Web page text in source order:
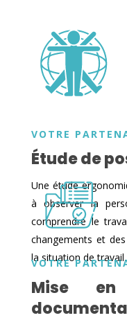
VOTRE
Étude de
Une étude
à observer la
comprendre le
changements et
la situation de travail.
VOTRE
Mise